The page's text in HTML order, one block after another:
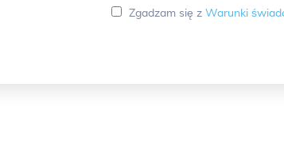
Zgadzam się z Warunki